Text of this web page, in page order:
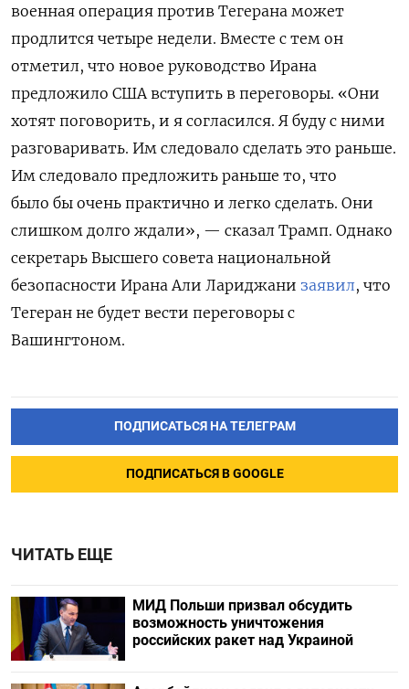
военная операция против Тегерана может
продлится четыре недели. Вместе с тем он
отметил, что новое руководство Ирана
предложило США вступить в переговоры. «Они
хотят поговорить, и я согласился. Я буду с ними
разговаривать. Им следовало сделать это раньше.
Им следовало предложить раньше то, что
было бы очень практично и легко сделать. Они
слишком долго ждали», — сказал Трамп. Однако
секретарь Высшего совета национальной
безопасности Ирана Али Лариджани заявил, что
Тегеран не будет вести переговоры с
Вашингтоном.
ПОДПИСАТЬСЯ НА ТЕЛЕГРАМ
ПОДПИСАТЬСЯ В GOOGLE
ЧИТАТЬ ЕЩЕ
МИД Польши призвал обсудить
возможность уничтожения
российских ракет над Украиной